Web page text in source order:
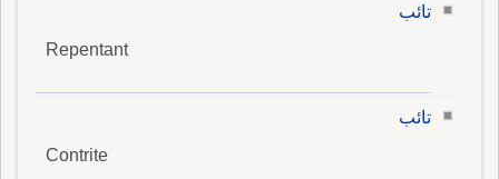
تائب
Repentant
تائب
Contrite